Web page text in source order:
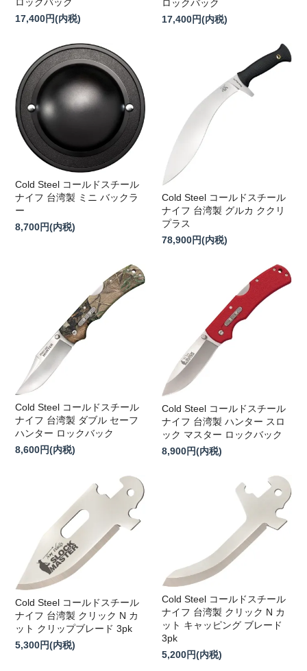
ロックバック
17,400円(内税)
ロックバック
17,400円(内税)
Cold Steel コールドスチール
ナイフ 台湾製 ミニ バックラ
ー
8,700円(内税)
Cold Steel コールドスチール
ナイフ 台湾製 グルカ ククリ
プラス
78,900円(内税)
Cold Steel コールドスチール
ナイフ 台湾製 ダブル セーフ
ハンター ロックバック
8,600円(内税)
Cold Steel コールドスチール
ナイフ 台湾製 ハンター スロ
ック マスター ロックバック
8,900円(内税)
Cold Steel コールドスチール
ナイフ 台湾製 クリック N カ
ット クリップブレード 3pk
5,300円(内税)
Cold Steel コールドスチール
ナイフ 台湾製 クリック N カ
ット キャッピング ブレード
3pk
5,200円(内税)